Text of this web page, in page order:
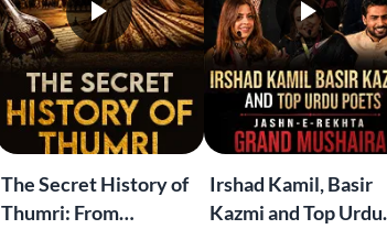
The Secret History of
Thumri: From
Irshad Kamil, Basir
Kazmi and Top Urdu